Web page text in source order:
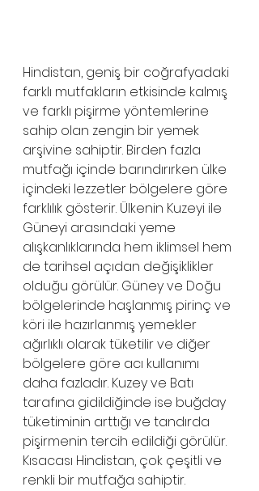
Hindistan, geniş bir coğrafyadaki
farklı mutfakların etkisinde kalmış
ve farklı pişirme yöntemlerine
sahip olan zengin bir yemek
arşivine sahiptir. Birden fazla
mutfağı içinde barındırırken ülke
içindeki lezzetler bölgelere göre
farklılık gösterir. Ülkenin Kuzeyi ile
Güneyi arasındaki yeme
alışkanlıklarında hem iklimsel hem
de tarihsel açıdan değişiklikler
olduğu görülür. Güney ve Doğu
bölgelerinde haşlanmış pirinç ve
köri ile hazırlanmış yemekler
ağırlıklı olarak tüketilir ve diğer
bölgelere göre acı kullanımı
daha fazladır. Kuzey ve Batı
tarafına gidildiğinde ise buğday
tüketiminin arttığı ve tandırda
pişirmenin tercih edildiği görülür.
Kısacası Hindistan, çok çeşitli ve
renkli bir mutfağa sahiptir.